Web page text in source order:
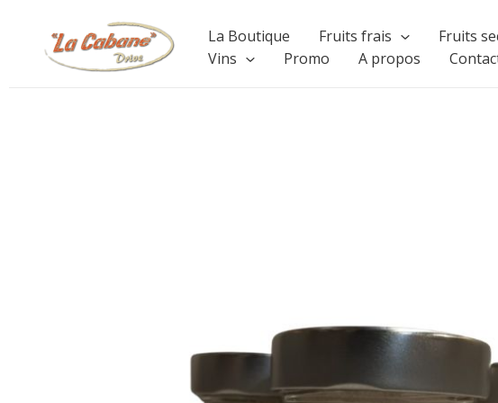
contenu
La Boutique Fruits frais Fruits
Vins
Promo A propos